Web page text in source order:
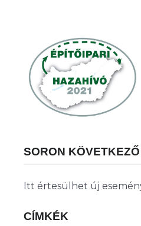
SORON
Itt értesülhet új
CÍMKÉK